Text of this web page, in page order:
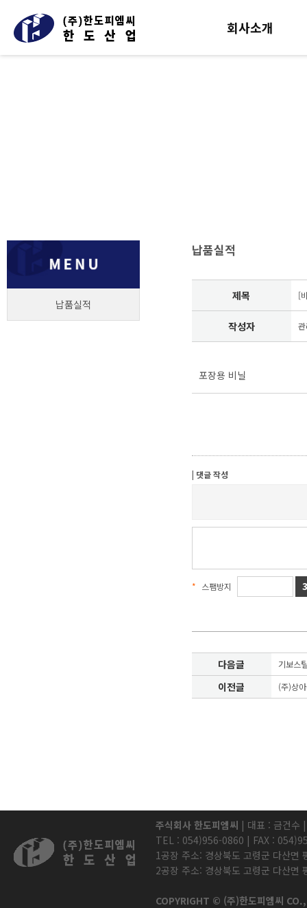
회사소개
납품실적
납품실적
제목 [
작성자
포장용 비닐
| 댓글 작성
* 스팸방지
다음글 기보스
이전글 (주)상
주식회사 한도피엠씨 | 대표 : 금건수
TEL : 054)956-0860 | FAX :
1공장 주소: 경상북도 고령군 다산면
2공장 주소: 경상북도 고령군 다산면
COPYRIGHT © (주)한도피엠씨